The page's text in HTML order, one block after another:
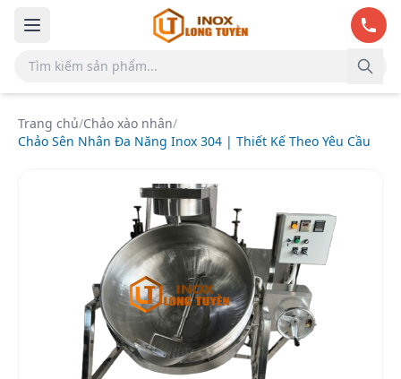
Bỏ qua đến nội dung chính
Trang chủ/Chảo xào nhân/
Chảo Sên Nhân Đa Năng Inox 304 | Thiết Kế Theo Yêu Cầu